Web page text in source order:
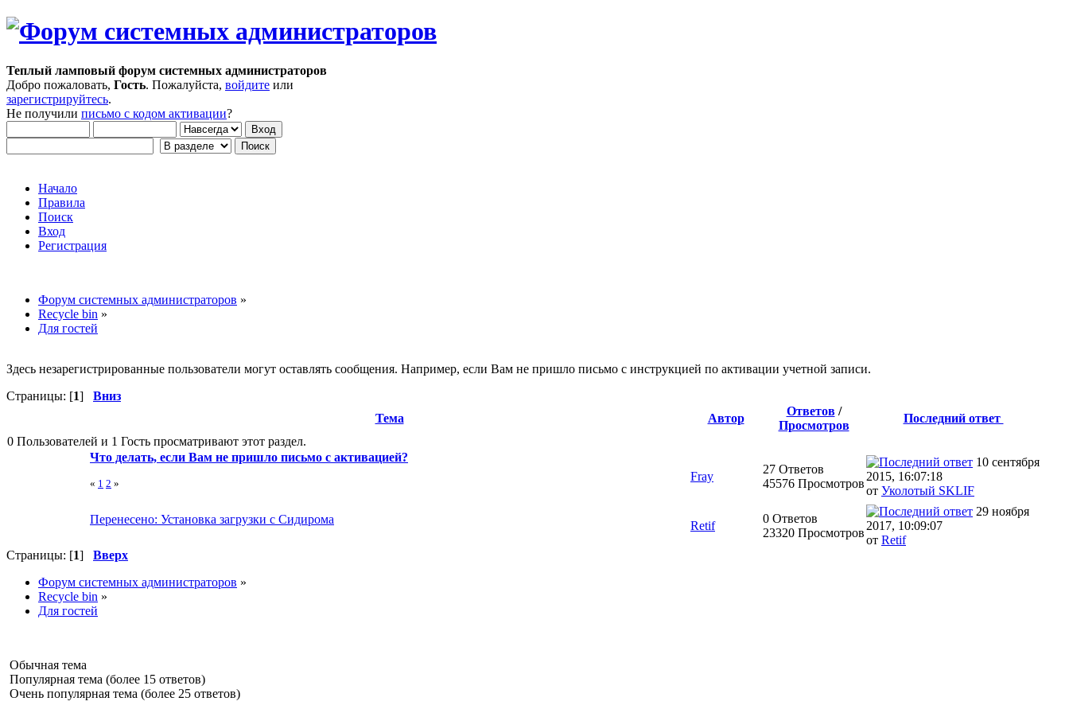
Теплый ламповый форум системных администраторов
Добро пожаловать, Гость. Пожалуйста, войдите или
зарегистрируйтесь.
Не получили письмо с кодом активации?
Начало
Правила
Поиск
Вход
Регистрация
Форум системных администраторов »
Recycle bin »
Для гостей
Здесь незарегистрированные пользователи могут оставлять сообщения. Например, если Вам не пришло письмо с инструкцией по активации учетной записи.
Страницы: [1] Вниз
Тема
Автор
Ответов/
Просмотров
Последний ответ
0 Пользователей и 1 Гость просматривают этот раздел.
Что делать, если Вам не пришло письмо с активацией?
« 1 2 »
Fray
27 Ответов
45576 Просмотров
10 сентября
2015, 16:07:18
от Уколотый SKLIF
Перенесено: Установка загрузки с Сидирома Retif
0 Ответов
23320 Просмотров
29 ноября
2017, 10:09:07
от Retif
Страницы: [1] Вверх
Форум системных администраторов »
Recycle bin »
Для гостей
Обычная тема
Популярная тема (более 15 ответов)
Очень популярная тема (более 25 ответов)